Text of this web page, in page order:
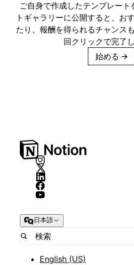
ご自身で作成したテンプレー
トギャラリーに公開すると、お
たり、報酬を得られるチャンス
回クリックで完了し
始める →
日本語
English (US)